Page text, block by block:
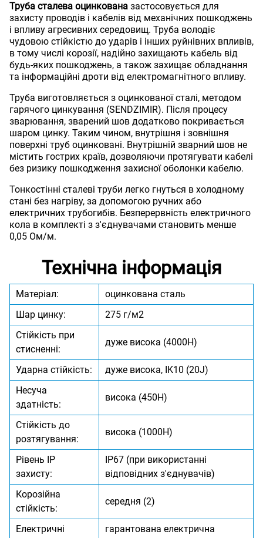
Труба сталева оцинкована застосовується для
захисту проводів і кабелів від механічних пошкоджень
і впливу агресивних середовищ. Труба володіє
чудовою стійкістю до ударів і інших руйнівних впливів,
в тому числі корозії, надійно захищають кабель від
будь-яких пошкоджень, а також захищає обладнання
та інформаційні дроти від електромагнітного впливу.
Труба виготовляється з оцинкованої сталі, методом
гарячого цинкування (SENDZIMIR). Після процесу
зварювання, зварений шов додатково покривається
шаром цинку. Таким чином, внутрішня і зовнішня
поверхні труб оцинковані. Внутрішній зварний шов не
містить гострих країв, дозволяючи протягувати кабелі
без ризику пошкодження захисної оболонки кабелю.
Тонкостінні сталеві труби легко гнуться в холодному
стані без нагріву, за допомогою ручних або
електричних трубогибів. Безперервність електричного
кола в комплекті з з'єднувачами становить менше
0,05 Ом/м.
Технічна інформація
Матеріал:
оцинкована сталь
Шар цинку:
275 г/м2
Стійкість при
стисненні:
дуже висока (4000Н)
Ударна стійкість:
дуже висока, IK10 (20J)
Несуча
здатність:
висока (450Н)
Стійкість до
розтягування:
висока (1000Н)
Рівень IP
захисту:
IP67 (при використанні
відповідних з'єднувачів)
Корозійна
стійкість:
середня (2)
Електричні
гарантована електрична